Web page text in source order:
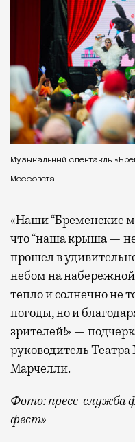
Музыкальный спектакль
Моссовета
«Наши “Бременские
что “наша крыша —
прошел в
небом на
тепло и солнечно не
погоды, но и
зрителей!» —
руководитель Театра
Марчелли.
Фото: пресс-служба
фест»